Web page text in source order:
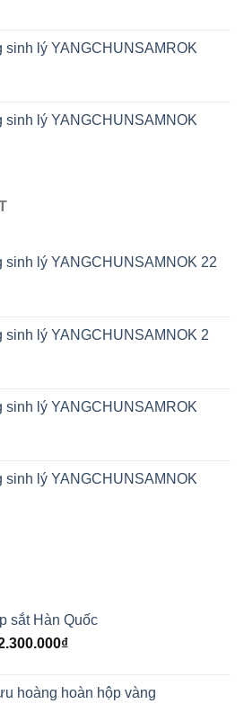
lý YANGCHUNSAMROK
lý YANGCHUNSAMNOK
lý YANGCHUNSAMNOK 22
lý YANGCHUNSAMNOK 2
lý YANGCHUNSAMROK
lý YANGCHUNSAMNOK
sắt Hàn Quốc
₫
hoàng hoàn hộp vàng